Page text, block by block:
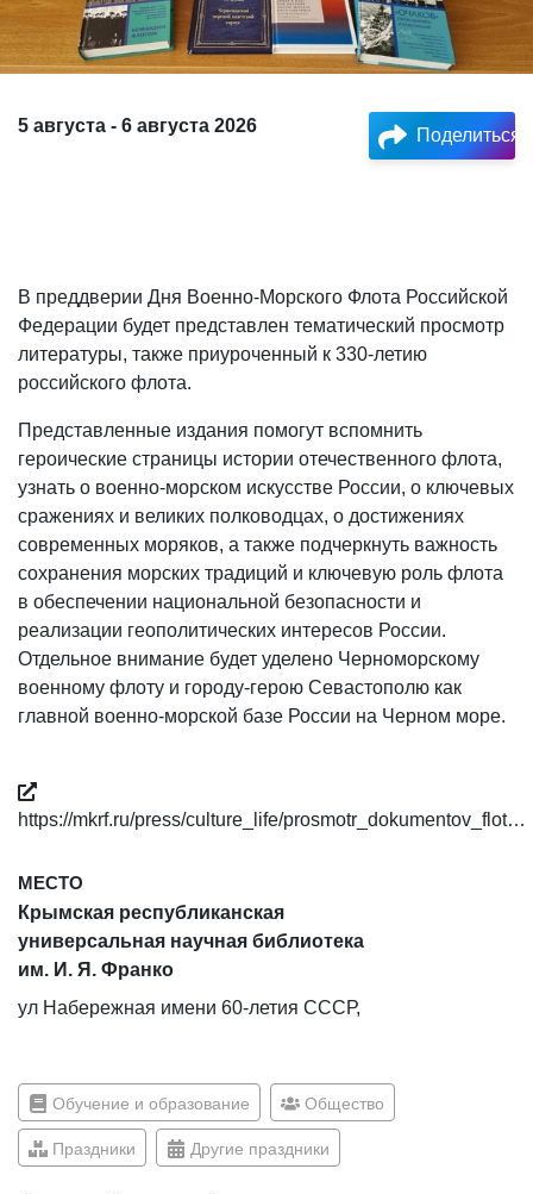
5 августа - 6 августа 2026 Поделиться
В преддверии Дня Военно-Морского Флота Российской
Федерации будет представлен тематический просмотр
литературы, также приуроченный к 330-летию
российского флота.
Представленные издания помогут вспомнить
героические страницы истории отечественного флота,
узнать о военно-морском искусстве России, о ключевых
сражениях и великих полководцах, о достижениях
современных моряков, а также подчеркнуть важность
сохранения морских традиций и ключевую роль флота
в обеспечении национальной безопасности и
реализации геополитических интересов России.
Отдельное внимание будет уделено Черноморскому
военному флоту и городу-герою Севастополю как
главной военно-морской базе России на Черном море.
https://mkrf.ru/press/culture_life/prosmotr_dokumentov_flot…
МЕСТО
Крымская республиканская
универсальная научная библиотека
им. И. Я. Франко
ул Набережная имени 60-летия СССР,
Обучение и образование Общество
Праздники Другие праздники